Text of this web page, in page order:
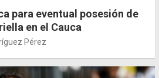
para eventual posesión de
en el Cauca
Pérez